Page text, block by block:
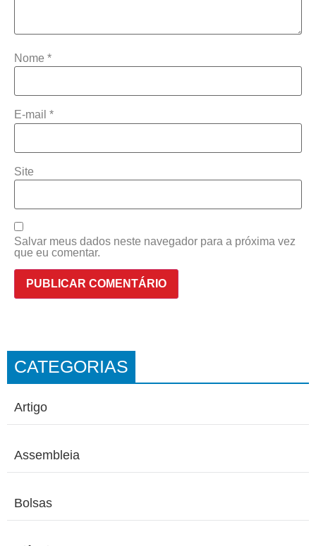
Nome *
E-mail *
Site
Salvar meus dados neste navegador para a próxima vez
que eu comentar.
CATEGORIAS
Artigo
Assembleia
Bolsas